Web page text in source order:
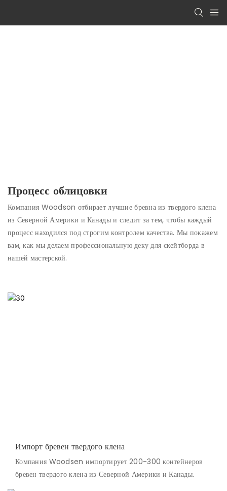
Процесс облицовки
Компания Woodson отбирает лучшие бревна из твердого клена
из Северной Америки и Канады и следит за тем, чтобы каждый
процесс находился под строгим контролем качества. Мы покажем
вам, как мы делаем профессиональную деку для скейтборда в
нашей мастерской.
Импорт бревен твердого клена
Компания Woodsen импортирует 200-300 контейнеров
бревен твердого клена из Северной Америки и Канады.